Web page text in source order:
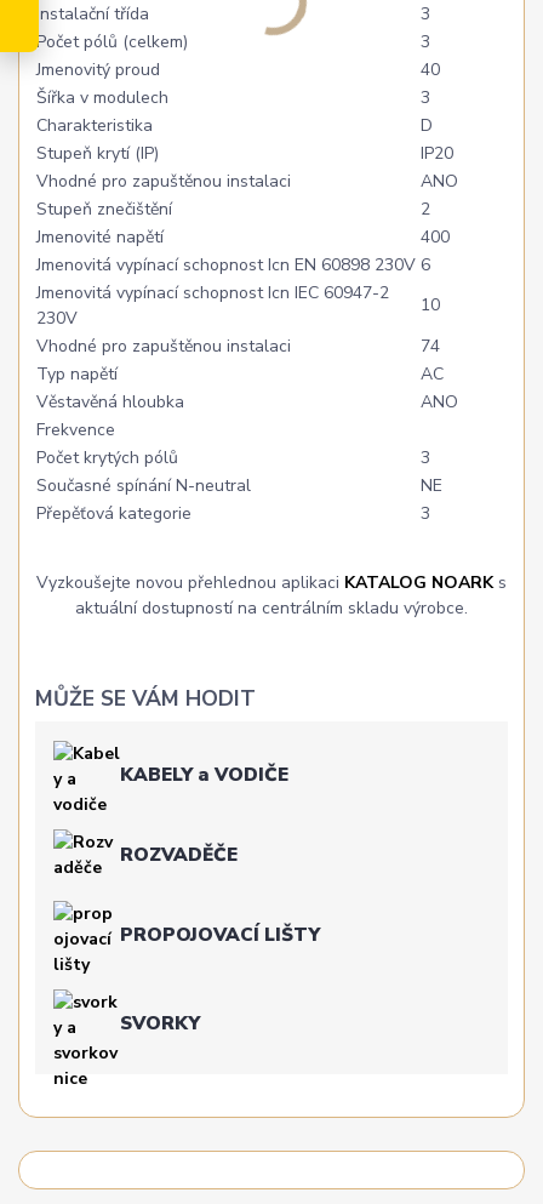
Instalační třída
3
Počet pólů (celkem)
3
Jmenovitý proud
40
Šířka v modulech
3
Charakteristika
D
Stupeň krytí (IP)
IP20
Vhodné pro zapuštěnou instalaci
ANO
Stupeň znečištění
2
Jmenovité napětí
400
Jmenovitá vypínací schopnost Icn EN 60898 230V 6
Jmenovitá vypínací schopnost Icn IEC 60947-2
230V
10
Vhodné pro zapuštěnou instalaci
74
Typ napětí
AC
Věstavěná hloubka
ANO
Frekvence
Počet krytých pólů
3
Současné spínání N-neutral
NE
Přepěťová kategorie
3
Vyzkoušejte novou přehlednou aplikaci KATALOG NOARKs
aktuální dostupností na centrálním skladu výrobce.
MŮŽE SE VÁM HODIT
KABELY a VODIČE
ROZVADĚČE
PROPOJOVACÍ LIŠTY
SVORKY